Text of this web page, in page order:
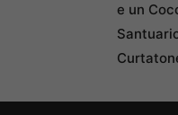
e un